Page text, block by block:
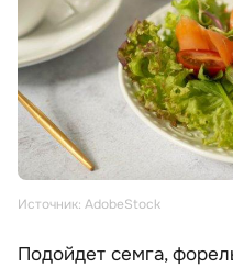
Источник: AdobeStock
Подойдет семга,